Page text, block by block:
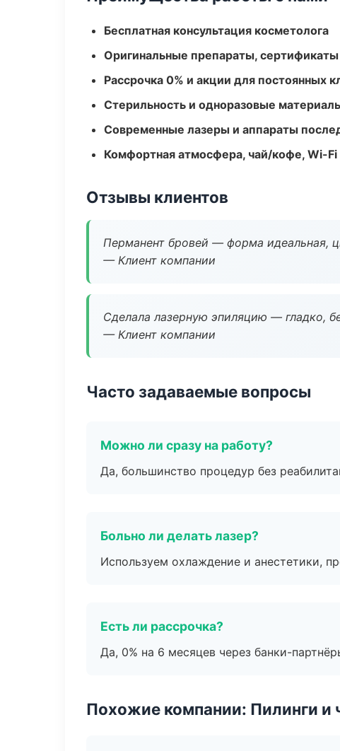
Бесплатная консультация косметолога
Оригинальные препараты,
Рассрочка 0% и акции для постоянных
Стерильность и одноразовые
Современные лазеры и аппараты
Комфортная атмосфера, чай/кофе, Wi-Fi
Отзывы клиентов
Перманент бровей — форма идеальная,
— Клиент компании
Сделала лазерную эпиляцию — гладко,
— Клиент компании
Часто задаваемые вопросы
Можно ли сразу на работу?
Да, большинство процедур без
Больно ли делать лазер?
Используем охлаждение и анестетики,
Есть ли рассрочка?
Да, 0% на 6 месяцев через банки-
Похожие компании: Пилинги и